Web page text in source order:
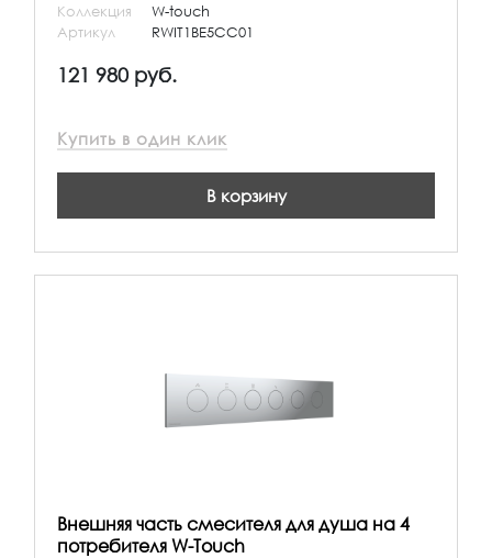
Коллекция
W-touch
Артикул
RWIT1BE5CC01
121 980 руб.
Купить в один клик
В корзину
Внешняя часть смесителя для душа на 4
потребителя W-Touch